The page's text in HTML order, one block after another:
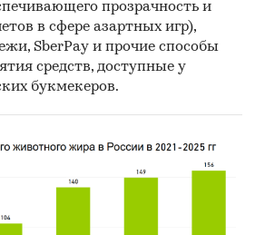
прозрачность и
в сфере азартных игр),
SberPay и прочие способы
средств, доступные у
букмекеров.